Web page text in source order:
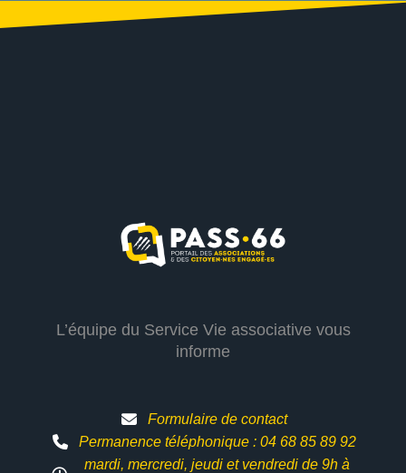
L’équipe du Service Vie associative vous
informe
Formulaire de contact
Permanence téléphonique : 04 68 85 89 92
mardi, mercredi, jeudi et vendredi de 9h à